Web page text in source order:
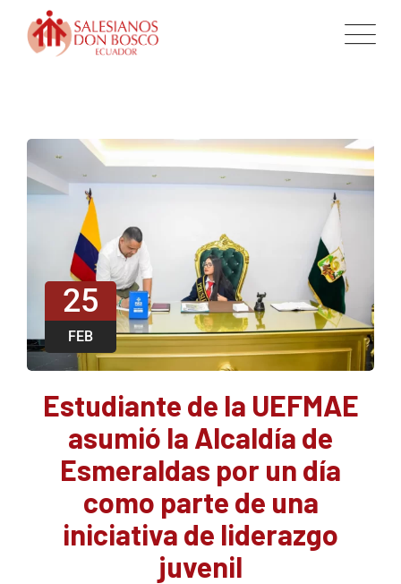
25
FEB
Estudiante de la UEFMAE
asumió la Alcaldía de
Esmeraldas por un día
como parte de una
iniciativa de liderazgo
juvenil